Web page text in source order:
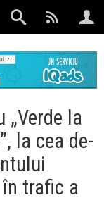
„Verde la
la cea de-
trafic a